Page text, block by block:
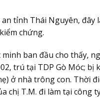
an tỉnh Thái Nguyên, đây
chứng.
minh ban đầu cho thấy,
trú tại TDP Gò Móc; bị
ở nhà trông con. Thời
chị T.M. đi làm tại công